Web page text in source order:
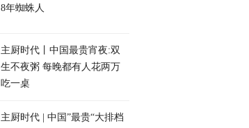
8年蜘蛛人
主厨时代丨中国最贵宵夜:双
生不夜粥 每晚都有人花两万
吃一桌
主厨时代 | 中国”最贵“大排档